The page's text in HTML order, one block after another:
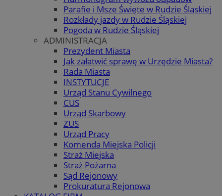
Parafie i Msze Święte w Rudzie Śląskiej
Rozkłady jazdy w Rudzie Śląskiej
Pogoda w Rudzie Śląskiej
ADMINISTRACJA
Prezydent Miasta
Jak załatwić sprawę w Urzędzie Miasta?
Rada Miasta
INSTYTUCJE
Urząd Stanu Cywilnego
CUS
Urząd Skarbowy
ZUS
Urząd Pracy
Komenda Miejska Policji
Straż Miejska
Straż Pożarna
Sąd Rejonowy
Prokuratura Rejonowa